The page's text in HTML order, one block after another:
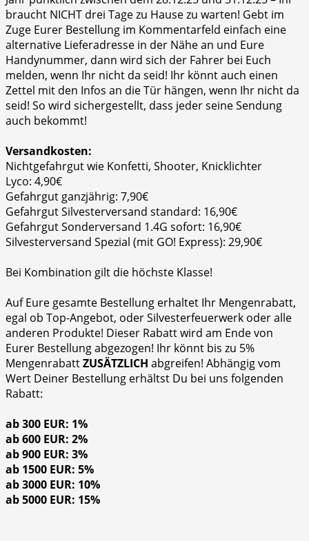
braucht NICHT drei Tage zu Hause zu warten! Gebt im
Zuge Eurer Bestellung im Kommentarfeld einfach eine
alternative Lieferadresse in der Nähe an und Eure
Handynummer, dann wird sich der Fahrer bei Euch
melden, wenn Ihr nicht da seid! Ihr könnt auch einen
Zettel mit den Infos an die Tür hängen, wenn Ihr nicht da
seid! So wird sichergestellt, dass jeder seine Sendung
auch bekommt!
Versandkosten:
Nichtgefahrgut wie Konfetti, Shooter, Knicklichter
Lyco: 4,90€
Gefahrgut ganzjährig: 7,90€
Gefahrgut Silvesterversand standard: 16,90€
Gefahrgut Sonderversand 1.4G sofort: 16,90€
Silvesterversand Spezial (mit GO! Express): 29,90€
Bei Kombination gilt die höchste Klasse!
Auf Eure gesamte Bestellung erhaltet Ihr Mengenrabatt,
egal ob Top-Angebot, oder Silvesterfeuerwerk oder alle
anderen Produkte! Dieser Rabatt wird am Ende von
Eurer Bestellung abgezogen! Ihr könnt bis zu 5%
MengenrabattZUSÄTZLICH abgreifen! Abhängig vom
Wert Deiner Bestellung erhältst Du bei uns folgenden
Rabatt:
ab 300 EUR: 1%
ab 600 EUR: 2%
ab 900 EUR: 3%
ab 1500 EUR: 5%
ab 3000 EUR: 10%
ab 5000 EUR: 15%